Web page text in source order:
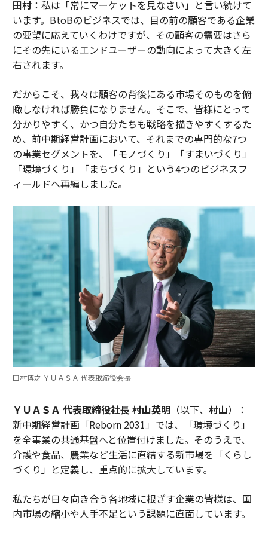
田村：私は「常にマーケットを見なさい」と言い続けて
います。BtoBのビジネスでは、目の前の顧客である企業
の要望に応えていくわけですが、その顧客の需要はさら
にその先にいるエンドユーザーの動向によって大きく左
右されます。
だからこそ、我々は顧客の背後にある市場そのものを俯
瞰しなければ勝負になりません。そこで、皆様にとって
分かりやすく、かつ自分たちも戦略を描きやすくするた
め、前中期経営計画において、それまでの専門的な7つ
の事業セグメントを、「モノづくり」「すまいづくり」
「環境づくり」「まちづくり」という4つのビジネスフ
ィールドへ再編しました。
田村博之 ＹＵＡＳＡ 代表取締役会長
ＹＵＡＳＡ 代表取締役社長 村山英明（以下、 村山）：
新中期経営計画「Reborn 2031」では、「環境づくり」
を全事業の共通基盤へと位置付けました。そのうえで、
介護や食品、農業など生活に直結する新市場を「くらし
づくり」と定義し、重点的に拡大しています。
私たちが日々向き合う各地域に根ざす企業の皆様は、国
内市場の縮小や人手不足という課題に直面しています。